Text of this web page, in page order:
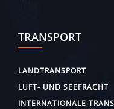
TRANSPORT
LANDTRANSPORT
LUFT- UND SEEFRACHT
INTERNATIONALE